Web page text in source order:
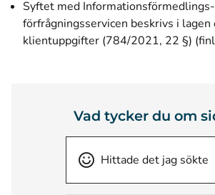
Syftet med
förfrågningsservicen beskrivs i lagen
klientuppgifter (784/2021, 22 §)
Vad tycker du om
Hittade det jag sökte